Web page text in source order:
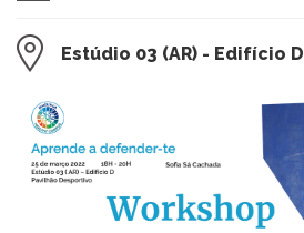
Estúdio 03 (AR) - Edifício D